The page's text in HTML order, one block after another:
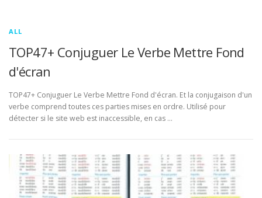
ALL
TOP47+ Conjuguer Le Verbe Mettre Fond
d'écran
TOP47+ Conjuguer Le Verbe Mettre Fond d'écran. Et la conjugaison d'un
verbe comprend toutes ces parties mises en ordre. Utilisé pour
détecter si le site web est inaccessible, en cas …